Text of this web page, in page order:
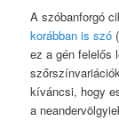
A szóbanforgó
korábban is szó
ez a gén felelős
kíváncsi, hogy
a